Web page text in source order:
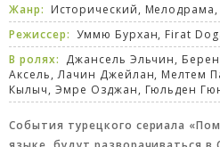
Жанр: Исторический, Мелодрама,
Режиссер: Уммю Бурхан, Firat
В ролях: Джансель Эльчин,
Аксель, Лачин Джейлан, Мелтем
Кылыч, Эмре Озджан, Гюльден
События турецкого сериала